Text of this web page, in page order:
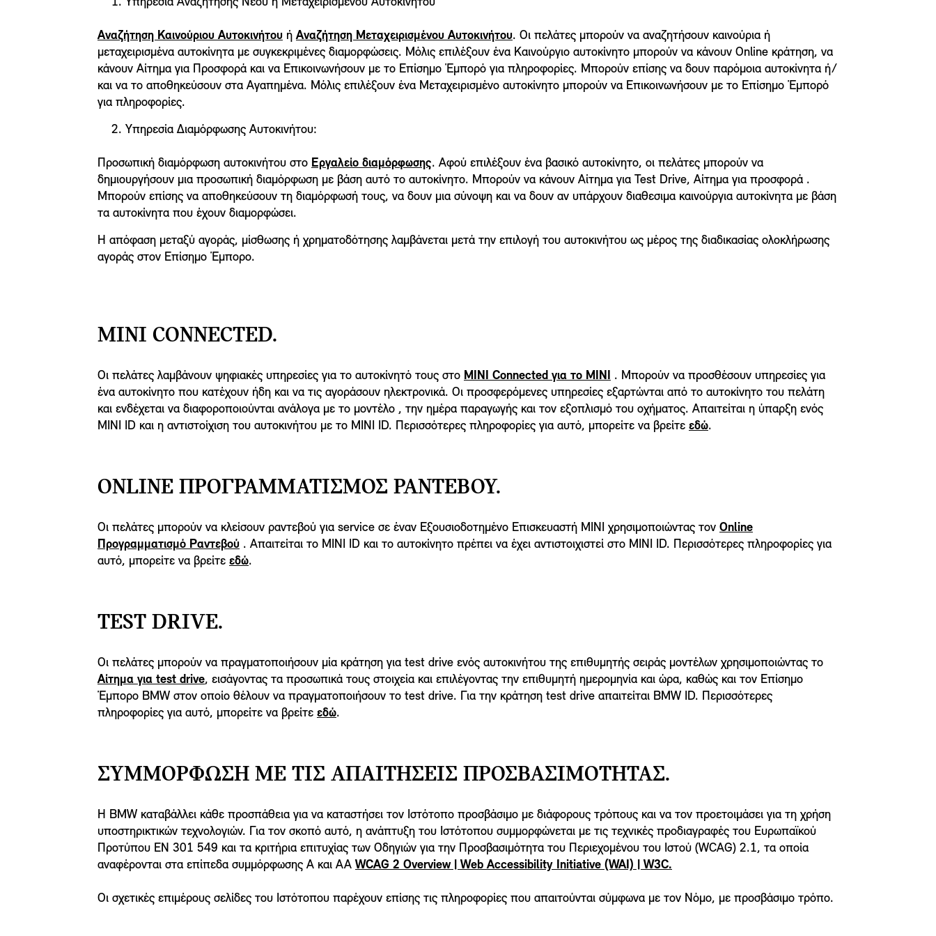
Αναζήτηση Καινούριου Αυτοκινήτου ήΑναζήτηση Μεταχειρισμένου Αυτοκινήτου. Οι πελάτες μπορούν να αναζητήσουν καινούρια ή
μεταχειρισμένα αυτοκίνητα με συγκεκριμένες διαμορφώσεις. Μόλις επιλέξουν ένα Καινούργιο αυτοκίνητο μπορούν να κάνουν Οnline κράτηση, να
κάνουν Αίτημα για Προσφορά και να Επικοινωνήσουν με το Επίσημο Έμπορό για πληροφορίες. Μπορούν επίσης να δουν παρόμοια αυτοκίνητα ή/
και να το αποθηκεύσουν στα Αγαπημένα. Μόλις επιλέξουν ένα Μεταχειρισμένο αυτοκίνητο μπορούν να Επικοινωνήσουν με το Επίσημο Έμπορό
για πληροφορίες.
2. Υπηρεσία Διαμόρφωσης Αυτοκινήτου:
Προσωπική διαμόρφωση αυτοκινήτου στο Εργαλείο διαμόρφωσης. Αφού επιλέξουν ένα βασικό αυτοκίνητο, οι πελάτες μπορούν να
δημιουργήσουν μια προσωπική διαμόρφωση με βάση αυτό το αυτοκίνητο. Μπορούν να κάνουν Αίτημα για Test Drive, Aίτημα για προσφορά .
Μπορούν επίσης να αποθηκεύσουν τη διαμόρφωσή τους, να δουν μια σύνοψη και να δουν αν υπάρχουν διαθεσιμα καινούργια αυτοκίνητα με βάση
τα αυτοκίνητα που έχουν διαμορφώσει.
Η απόφαση μεταξύ αγοράς, μίσθωσης ή χρηματοδότησης λαμβάνεται μετά την επιλογή του αυτοκινήτου ως μέρος της διαδικασίας ολοκλήρωσης
αγοράς στον Επίσημο Έμπορο.
MINI CONNECTED.
Οι πελάτες λαμβάνουν ψηφιακές υπηρεσίες για το αυτοκίνητό τους στο MINI Connected για το MINI . Μπορούν να προσθέσουν υπηρεσίες για
ένα αυτοκίνητο που κατέχουν ήδη και να τις αγοράσουν ηλεκτρονικά. Οι προσφερόμενες υπηρεσίες εξαρτώνται από το αυτοκίνητο του πελάτη
και ενδέχεται να διαφοροποιούνται ανάλογα με το μοντέλο , την ημέρα παραγωγής και τον εξοπλισμό του οχήματος. Απαιτείται η ύπαρξη ενός
MINI ID και η αντιστοίχιση του αυτοκινήτου με το MINI ID. Περισσότερες πληροφορίες για αυτό, μπορείτε να βρείτε εδώ.
ONLINE ΠΡΟΓΡΑΜΜΑΤΙΣΜΌΣ ΡΑΝΤΕΒΟΎ.
Οι πελάτες μπορούν να κλείσουν ραντεβού για service σε έναν Εξουσιοδοτημένο Επισκευαστή MINI χρησιμοποιώντας τον Online
Προγραμματισμό Ραντεβού . Απαιτείται το MINI ID και το αυτοκίνητο πρέπει να έχει αντιστοιχιστεί στο MINI ID. Περισσότερες πληροφορίες για
αυτό, μπορείτε να βρείτε εδώ.
TEST DRIVE.
Οι πελάτες μπορούν να πραγματοποιήσουν μία κράτηση για test drive ενός αυτοκινήτου της επιθυμητής σειράς μοντέλων χρησιμοποιώντας το
Αίτημα για test drive, εισάγοντας τα προσωπικά τους στοιχεία και επιλέγοντας την επιθυμητή ημερομηνία και ώρα, καθώς και τον Επίσημο
Έμπορο BMW στον οποίο θέλουν να πραγματοποιήσουν το test drive. Για την κράτηση test drive απαιτείται BMW ID. Περισσότερες
πληροφορίες για αυτό, μπορείτε να βρείτε εδώ.
ΣΥΜΜΌΡΦΩΣΗ ΜΕ ΤΙΣ ΑΠΑΙΤΉΣΕΙΣ ΠΡΟΣΒΑΣΙΜΌΤΗΤΑΣ.
Η BMW καταβάλλει κάθε προσπάθεια για να καταστήσει τον Ιστότοπο προσβάσιμο με διάφορους τρόπους και να τον προετοιμάσει για τη χρήση
υποστηρικτικών τεχνολογιών. Για τον σκοπό αυτό, η ανάπτυξη του Ιστότοπου συμμορφώνεται με τις τεχνικές προδιαγραφές του Ευρωπαϊκού
Προτύπου EN 301 549 και τα κριτήρια επιτυχίας των Οδηγιών για την Προσβασιμότητα του Περιεχομένου του Ιστού (WCAG) 2.1, τα οποία
αναφέρονται στα επίπεδα συμμόρφωσης Α και ΑΑ WCAG 2 Overview | Web Accessibility Initiative (WAI) | W3C.
Οι σχετικές επιμέρους σελίδες του Ιστότοπου παρέχουν επίσης τις πληροφορίες που απαιτούνται σύμφωνα με τον Νόμο, με προσβάσιμο τρόπο.